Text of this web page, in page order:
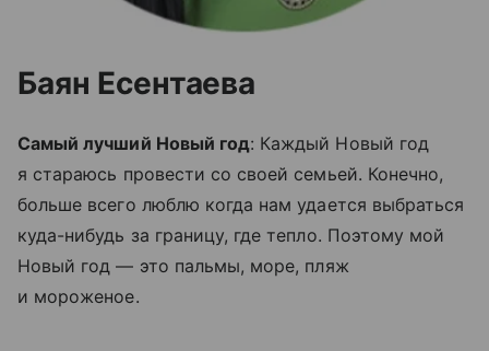
Баян Есентаева
Самый лучший Новый год: Каждый Новый год
я стараюсь провести со своей семьей. Конечно,
больше всего люблю когда нам удается выбраться
куда-нибудь за границу, где тепло. Поэтому мой
Новый год — это пальмы, море, пляж
и мороженое.